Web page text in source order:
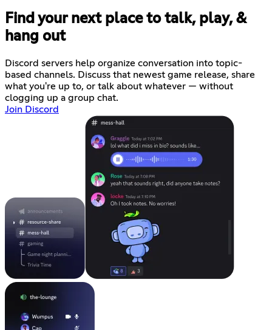
Find your next place to talk, play, &
hang out
Discord servers help organize conversation into topic-
based channels. Discuss that newest game release, share
what you're up to, or talk about whatever — without
clogging up a group chat.
Join Discord